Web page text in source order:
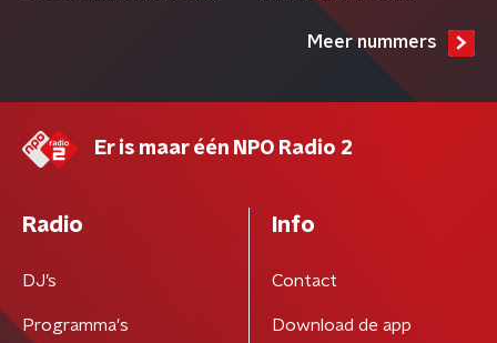
Meer nummers
Er is maar één NPO Radio 2
Radio
DJ’s
Programma's
Info
Contact
Download de app